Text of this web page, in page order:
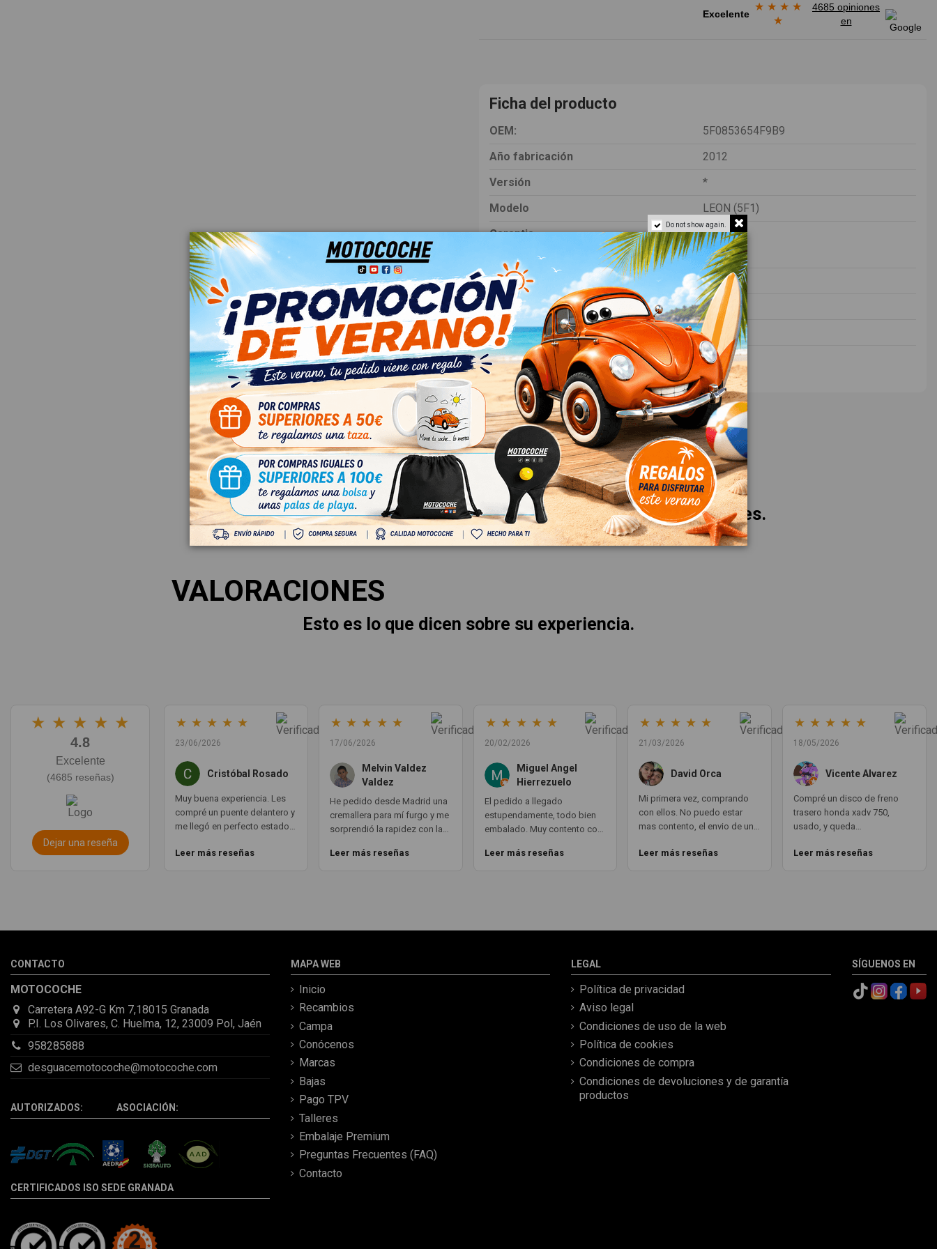
Excelente
★ ★ ★ ★
★
4685 opiniones
en
Ficha del producto
OEM:
5F0853654F9B9
Año fabricación
2012
Versión
*
Modelo
LEON (5F1)
Garantia
Tipo vehículo
Turismo
Almacén
49349
SubAlmacén
440
Fecha disponible: 2025-03-10
VALORACIONES
La mejor garantía es la voz de nuestros clientes.
Esto es lo que dicen sobre su experiencia.
★ ★ ★ ★ ★
4.8
Excelente
(4685 reseñas)
Dejar una reseña
★ ★ ★ ★ ★
23/06/2026
Cristóbal Rosado
Muy buena experiencia. Les
compré un puente delantero y
me llegó en perfecto estado,
comunicación por WhatsApp
Leer más reseñas
★ ★ ★ ★ ★
17/06/2026
Melvin Valdez
Valdez
He pedido desde Madrid una
cremallera para mí furgo y me
sorprendió la rapidez con la
además de que pocas veces
correcta y bien embalada,
Leer más reseñas
★ ★ ★ ★ ★
20/02/2026
Miguel Angel
Hierrezuelo
El pedido a llegado
estupendamente, todo bien
embalado. Muy contento con
que necesitaba. Gracias 😊
Leer más reseñas
★ ★ ★ ★ ★
21/03/2026
David Orca
Mi primera vez, comprando
con ellos. No puedo estar
mas contento, el envio de un
momento estan atentos a la
Leer más reseñas
★ ★ ★ ★ ★
18/05/2026
Vicente Alvarez
Compré un disco de freno
trasero honda xadv 750,
usado, y queda
funciona como si fuera
Leer más reseñas
CONTACTO
MOTOCOCHE
Carretera A92-G Km 7,18015 Granada
P.I. Los Olivares, C. Huelma, 12, 23009 Pol, Jaén
958285888
desguacemotocoche@motocoche.com
AUTORIZADOS: ASOCIACIÓN:
CERTIFICADOS ISO SEDE GRANADA
MAPA WEB
Inicio
Recambios
Campa
Conócenos
Marcas
Bajas
Pago TPV
Talleres
Embalaje Premium
Preguntas Frecuentes (FAQ)
Contacto
LEGAL
Política de privacidad
Aviso legal
Condiciones de uso de la web
Política de cookies
Condiciones de compra
Condiciones de devoluciones y de garantía
productos
SÍGUENOS EN
Do not show again.